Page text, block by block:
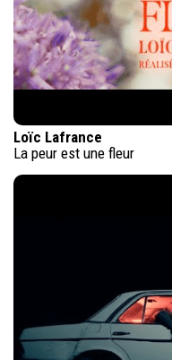
Loïc Lafrance
La peur est une fleur